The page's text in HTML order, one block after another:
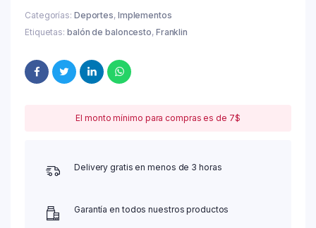
Categorías: Deportes, Implementos
Etiquetas: balón de baloncesto, Franklin
El monto mínimo para compras es de 7$
Delivery gratis en menos de 3 horas
Garantía en todos nuestros productos